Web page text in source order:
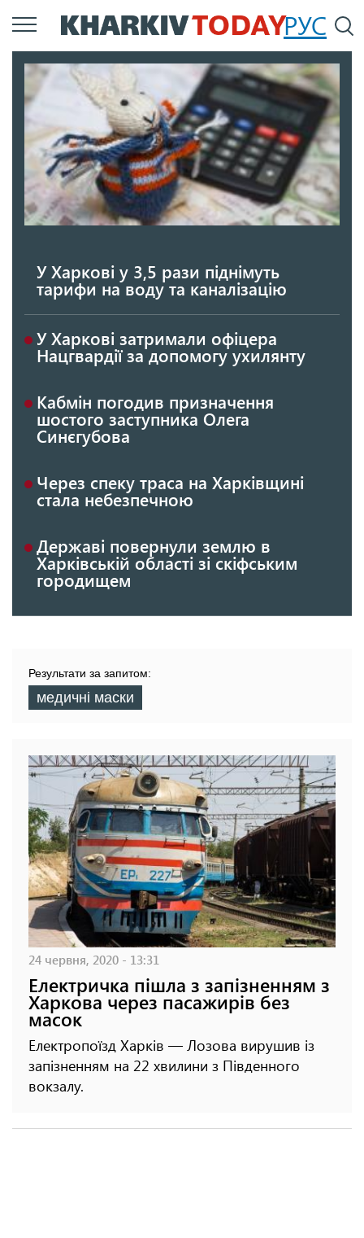
Перейти
до
вмісту
РУС
У Харкові у 3,5 рази піднімуть
тарифи на воду та каналізацію
У Харкові затримали офіцера
Нацгвардії за допомогу ухилянту
Кабмін погодив призначення
шостого заступника Олега
Синєгубова
Через спеку траса на Харківщині
стала небезпечною
Державі повернули землю в
Харківській області зі скіфським
городищем
Результати за запитом:
медичні маски
24 червня, 2020 - 13:31
Електричка пішла з запізненням з
Харкова через пасажирів без
масок
Електропоїзд Харків — Лозова вирушив із
запізненням на 22 хвилини з Південного
вокзалу.